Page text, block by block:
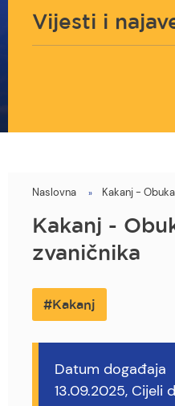
Vijesti i
You
are
here
Naslovna Kakanj -
Kakanj -
zvaničnika
Kakanj
Datum događaja
13.09.2025, Cijeli